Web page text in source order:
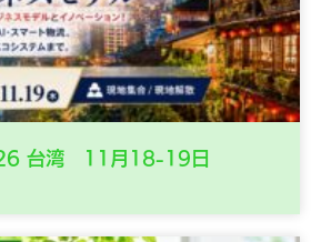
台湾 11月18-19日